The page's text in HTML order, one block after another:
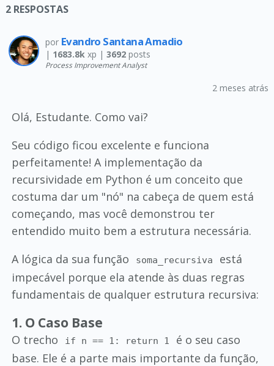
2 RESPOSTAS
por Evandro Santana Amadio
| 1683.8kxp | 3692posts
Process Improvement Analyst
2 meses atrás
Olá, Estudante. Como vai?
Seu código ficou excelente e funciona
perfeitamente! A implementação da
recursividade em Python é um conceito que
costuma dar um "nó" na cabeça de quem está
começando, mas você demonstrou ter
entendido muito bem a estrutura necessária.
A lógica da sua função
soma_recursiva
está
impecável porque ela atende às duas regras
fundamentais de qualquer estrutura recursiva:
1. O Caso Base
O trecho if n == 1: return 1
é o seu caso
base. Ele é a parte mais importante da função,